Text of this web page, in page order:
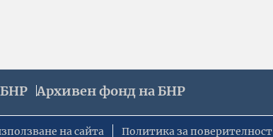
Архивен фонд на БНР
на сайта Политика за поверителност